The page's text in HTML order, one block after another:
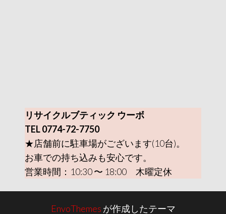
リサイクルブティック ウーボ
TEL 0774-72-7750
★店舗前に駐車場がございます(10台)。
お車での持ち込みも安心です。
営業時間：10:30 〜 18:00 木曜定休
EnvoThemes が作成したテーマ